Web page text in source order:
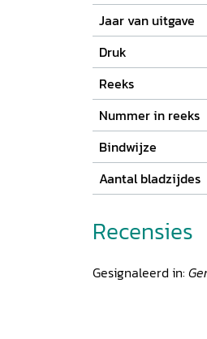
Jaar van uitgave
Druk
Reeks
Nummer in reeks
Bindwijze
Aantal bladzijdes
Recensies
Gesignaleerd in: